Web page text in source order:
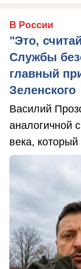
В России
"Это,
Службы
главный
Зеленского
Василий
аналогичной
века,